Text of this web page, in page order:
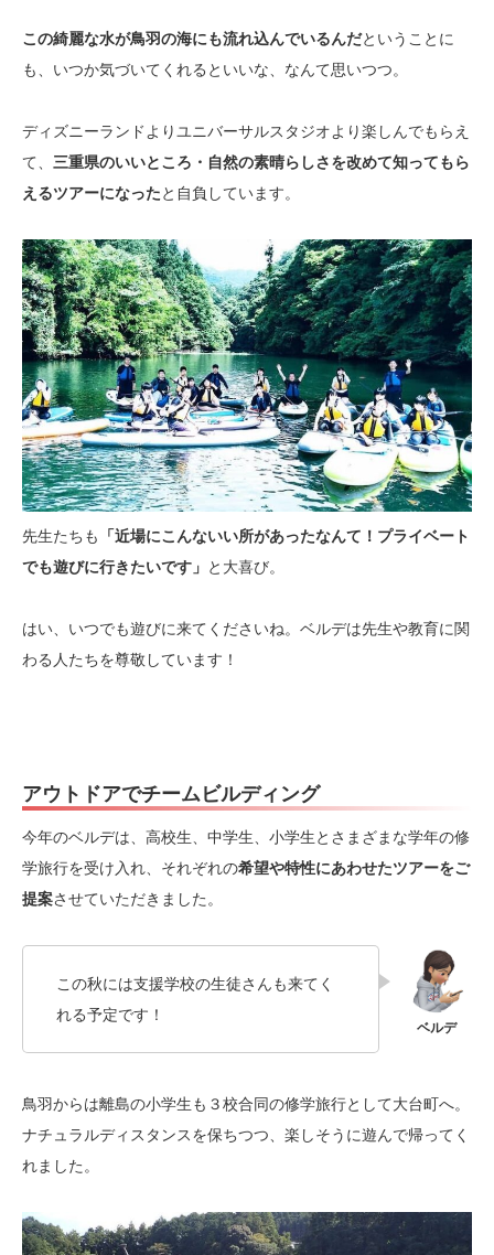
この綺麗な水が鳥羽の海にも流れ込んでいるんだということに
も、いつか気づいてくれるといいな、なんて思いつつ。
ディズニーランドよりユニバーサルスタジオより楽しんでもらえ
て、 三重県のいいところ・自然の素晴らしさを改めて知ってもら
えるツアーになったと自負しています。
先生たちも
「近場にこんないい所があったなんて！プライベート
でも遊びに行きたいです」 と大喜び。
はい、いつでも遊びに来てくださいね。ベルデは先生や教育に関
わる人たちを尊敬しています！
アウトドアでチームビルディング
今年のベルデは、高校生、中学生、小学生とさまざまな学年の修
学旅行を受け入れ、それぞれの希望や特性にあわせたツアーをご
提案させていただきました。
この秋には支援学校の生徒さんも来てく
れる予定です！
鳥羽からは離島の小学生も３校合同の修学旅行として大台町へ。
ナチュラルディスタンスを保ちつつ、楽しそうに遊んで帰ってく
れました。